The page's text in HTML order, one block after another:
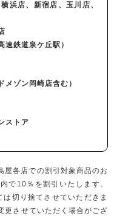
浜店、新宿店、玉川店、
速鉄道泉ケ丘駅）
メゾン岡崎店含む）
ストア
屋各店での割引対象商品のお
で10％を割引いたします。
切り捨てさせていただきま
更させていただく場合がござ